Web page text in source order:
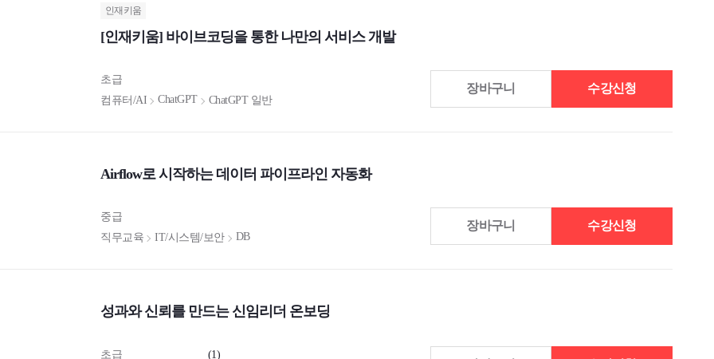
인재키움
[인재키움] 바이브코딩을 통한 나만의 서비스 개발
초급
컴퓨터/AI
ChatGPT ChatGPT 일반
장바구니 수강신청
Airflow로 시작하는 데이터 파이프라인 자동화
중급
직무교육
IT/시스템/보안 DB
장바구니 수강신청
성과와 신뢰를 만드는 신임리더 온보딩
초급 (1)